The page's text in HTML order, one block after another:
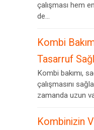
çalışması hem
de...
Kombi
Tasarruf
Kombi bakımı,
çalışmasını
zamanda uzun
Kombinizin